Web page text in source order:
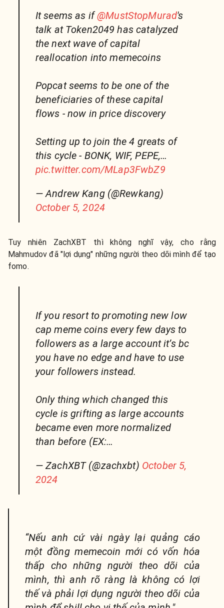
It seems as if@MustStopMurad's
talk at Token2049 has catalyzed
the next wave of capital
reallocation into memecoins
Popcat seems to be one of the
beneficiaries of these capital
flows - now in price discovery
Setting up to join the 4 greats of
this cycle - BONK, WIF, PEPE,…
pic.twitter.com/MLap3FwbZ9
— Andrew Kang (@Rewkang)
October 5, 2024
Tuy nhiên ZachXBT thì không nghĩ vậy, cho rằng
Mahmudov đã "lợi dụng" những người theo dõi mình để tạo
fomo.
If you resort to promoting new low
cap meme coins every few days to
followers as a large account it’s bc
you have no edge and have to use
your followers instead.
Only thing which changed this
cycle is grifting as large accounts
became even more normalized
than before (EX:…
— ZachXBT (@zachxbt) October 5,
2024
“Nếu anh cứ vài ngày lại quảng cáo
một đồng memecoin mới có vốn hóa
thấp cho những người theo dõi của
mình, thì anh rõ ràng là không có lợi
thế và phải lợi dụng người theo dõi của